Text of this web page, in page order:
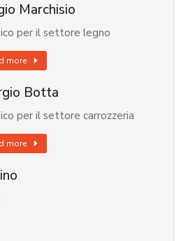
Marchisio
per il settore legno
more
Botta
per il settore carrozzeria
more